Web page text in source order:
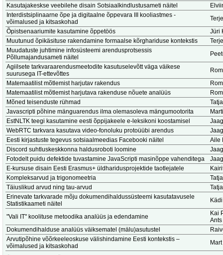
Kasutajakeskse veebilehe disain Sotsiaalkindlustusameti näitel
Interdistsiplinaarne õpe ja digitaalne õppevara III kooliastmes -
võimalused ja kitsaskohad
Õpistsenaariumite kasutamine õppetöös
Jüri
Muutunud õpikäsituse rakendamine formaalse kõrghariduse kontekstis
Muudatuste juhtimine infosüsteemi arendusprotsessis
Põllumajandusameti näitel
Agiilsete tarkvaraarendusmeetodite kasutuselevõtt väga väikese
suurusega IT-ettevõttes
Matemaatilist mõtlemist harjutav rakendus
Matemaatilist mõtlemist harjutava rakenduse nõuete analüüs
Mõned teisenduste rühmad
Javascripti põhine mänguarendus ilma olemasoleva mängumootorita
EstNLTK teegi kasutamine eesti õppijakeele e-leksikoni koostamisel
WebRTC tarkvara kasutava video-fonoluku protoüübi arendus
Eesti kirjastuste tegevus sotsiaalmeedias Facebooki näitel
Aile
Discord suhtluskeskkonna haldusroboti loomine
Fotodelt puidu defektide tuvastamine JavaScripti masinõppe vahenditega
E-kursuse disain Eesti Erasmus+ üldharidusprojektide taotlejatele
Kompleksarvud ja trigonomeetria
Täiuslikud arvud ning tau-arvud
Erinevate tarkvarade mõju dokumendihaldussüsteemi kasutatavusele
Statistikaameti näitel
"Vali IT" koolituse metoodika analüüs ja edendamine
Kai
Dokumendihalduse analüüs väiksematel (mälu)asutustel
Arvutipõhine võõrkeeleoskuse välishindamine Eesti kontekstis –
võimalused ja kitsaskohad